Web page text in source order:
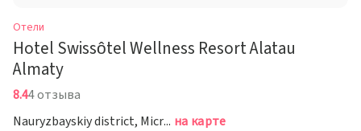
Отели
Hotel Swissôtel Wellness Resort Alatau
Almaty
8.44 отзыва
Nauryzbayskiy district, Microdistrict Tausamaly, No 50A, Алматы на карте